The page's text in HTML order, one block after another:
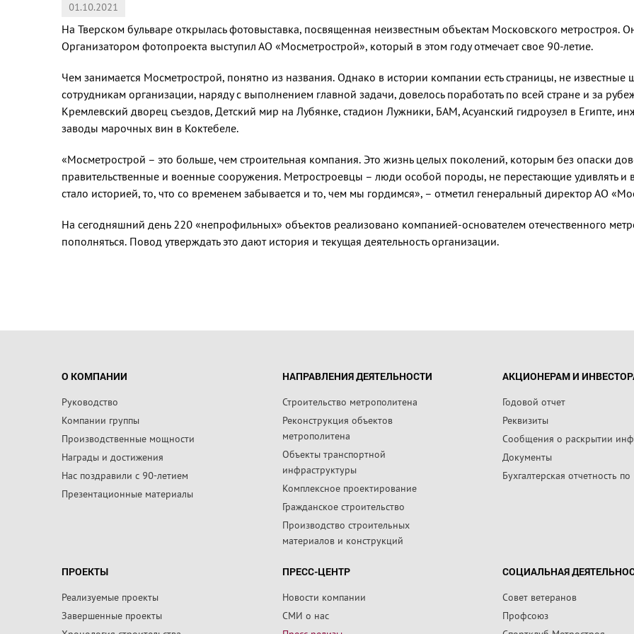
01.10.2021
На Тверском бульваре открылась фотовыставка, посвященная неизвестным объектам Московского метростроя.
Организатором фотопроекта выступил АО «Мосметрострой», который в этом году отмечает свое 90-летие.
Чем занимается Мосметрострой, понятно из названия. Однако в истории компании есть страницы, не
сотрудникам организации, наряду с выполнением главной задачи, довелось поработать по всей стране и за
Кремлевский дворец съездов, Детский мир на Лубянке, стадион Лужники, БАМ, Асуанский гидроузел в Египте,
заводы марочных вин в Коктебеле.
«Мосметрострой – это больше, чем строительная компания. Это жизнь целых поколений, которым без опаски
правительственные и военные сооружения. Метростроевцы – люди особой породы, не перестающие удивлять и
стало историей, то, что со временем забывается и то, чем мы гордимся», – отметил генеральный директор АО
На сегодняшний день 220 «непрофильных» объектов реализовано компанией-основателем отечественного
пополняться. Повод утверждать это дают история и текущая деятельность организации.
О КОМПАНИИ
Руководство
Компании группы
Производственные мощности
Награды и достижения
Нас поздравили с 90-летием
Презентационные материалы
НАПРАВЛЕНИЯ ДЕЯТЕЛЬНОСТИ
Строительство метрополитена
Реконструкция объектов
метрополитена
Объекты транспортной
инфраструктуры
Комплексное проектирование
Гражданское строительство
Производство строительных
материалов и конструкций
АКЦИОНЕРАМ И
Годовой отчет
Реквизиты
Сообщения о раскрытии
Документы
Бухгалтерская отчетность
ПРОЕКТЫ
Реализуемые проекты
Завершенные проекты
ПРЕСС-ЦЕНТР
Новости компании
СМИ о нас
СОЦИАЛЬНАЯ
Совет ветеранов
Профсоюз